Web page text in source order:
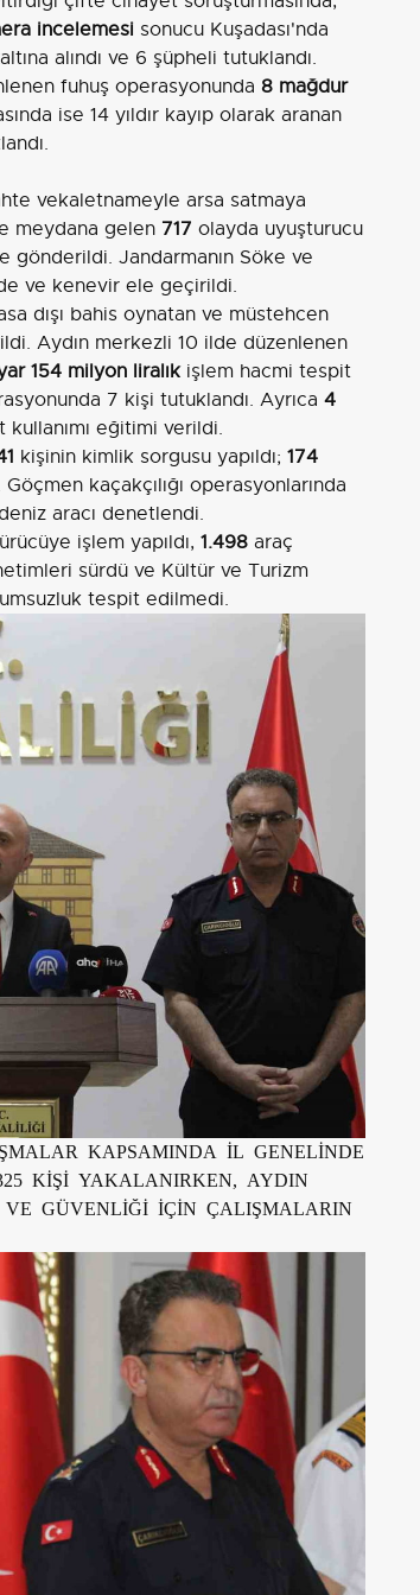
incelemesi sonucu Kuşadası'nda
alındı ve 6 şüpheli tutuklandı.
fuhuş operasyonunda 8 mağdur
ise 14 yıldır kayıp olarak aranan
vekaletnameyle arsa satmaya
meydana gelen 717 olayda uyuşturucu
gönderildi. Jandarmanın Söke ve
ve kenevir ele geçirildi.
dışı bahis oynatan ve müstehcen
Aydın merkezli 10 ilde düzenlenen
154 milyon liralıkişlem hacmi tespit
7 kişi tutuklandı. Ayrıca 4
eğitimi verildi.
kişinin kimlik sorgusu yapıldı; 174
kaçakçılığı operasyonlarında
aracı denetlendi.
işlem yapıldı, 1.498 araç
sürdü ve Kültür ve Turizm
tespit edilmedi.
KAPSAMINDA İL GENELİNDE
KİŞİ YAKALANIRKEN, AYDIN
GÜVENLİĞİ İÇİN ÇALIŞMALARIN